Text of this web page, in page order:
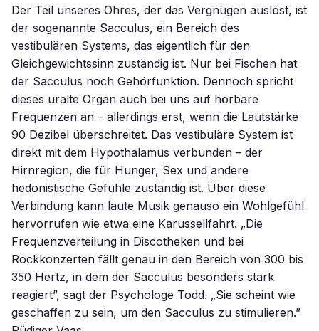
Der Teil unseres Ohres, der das Vergnügen auslöst, ist
der sogenannte Sacculus, ein Bereich des
vestibulären Systems, das eigentlich für den
Gleichgewichtssinn zuständig ist. Nur bei Fischen hat
der Sacculus noch Gehörfunktion. Dennoch spricht
dieses uralte Organ auch bei uns auf hörbare
Frequenzen an – allerdings erst, wenn die Lautstärke
90 Dezibel überschreitet. Das vestibuläre System ist
direkt mit dem Hypothalamus verbunden – der
Hirnregion, die für Hunger, Sex und andere
hedonistische Gefühle zuständig ist. Über diese
Verbindung kann laute Musik genauso ein Wohlgefühl
hervorrufen wie etwa eine Karussellfahrt. „Die
Frequenzverteilung in Discotheken und bei
Rockkonzerten fällt genau in den Bereich von 300 bis
350 Hertz, in dem der Sacculus besonders stark
reagiert”, sagt der Psychologe Todd. „Sie scheint wie
geschaffen zu sein, um den Sacculus zu stimulieren.”